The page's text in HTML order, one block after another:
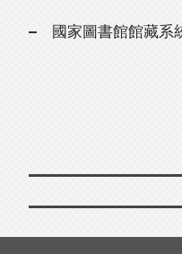
國家圖書館館藏系